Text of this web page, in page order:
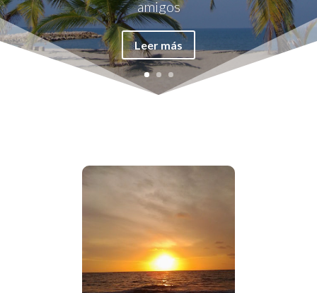
vacaciones en familia y con
amigos
Leer más